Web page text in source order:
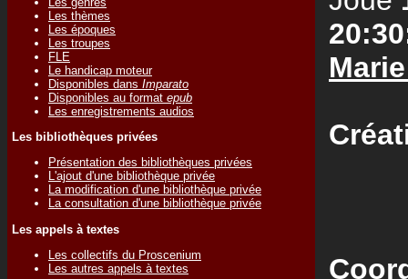
Les thèmes
Les époques
Les troupes
FLE
Le handicap moteur
Disponibles dans Imparato
Disponibles au format epub
Les enregistrements audios
Les bibliothèques privées
Présentation des bibliothèques privées
L'ajout d'une bibliothèque privée
La modification d'une bibliothèque privée
La consultation d'une bibliothèque privée
Les appels à textes
Les collectifs du Proscenium
Les autres appels à textes